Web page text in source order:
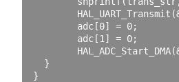
HAL_UART_Transmit
adc [0] = 0;
adc [1 ] = 0;
HAL_ADC_Start_DMA
}
}